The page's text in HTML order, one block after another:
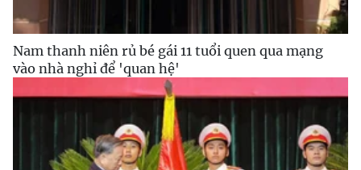
Nam thanh niên rủ bé gái 11 tuổi quen qua mạng
vào nhà nghỉ để 'quan hệ'